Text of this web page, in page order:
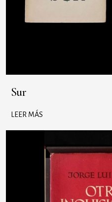
Sur
LEER MÁS